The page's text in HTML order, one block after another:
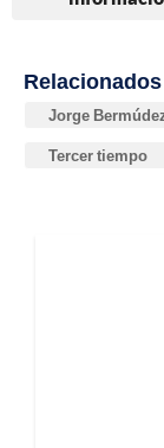
Relacionados
Jorge
Tercer tiempo